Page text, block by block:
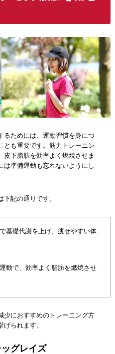
るためには、運動習慣を身につ
とも重要です。筋力トレーニン
皮下脂肪を効率よく燃焼させま
は準備運動も忘れないようにし
記の通りです。
基礎代謝を上げ、痩せやすい体
動で、効率よく脂肪を燃焼させ
少におすすめのトレーニング方
られます。
ッグレイズ